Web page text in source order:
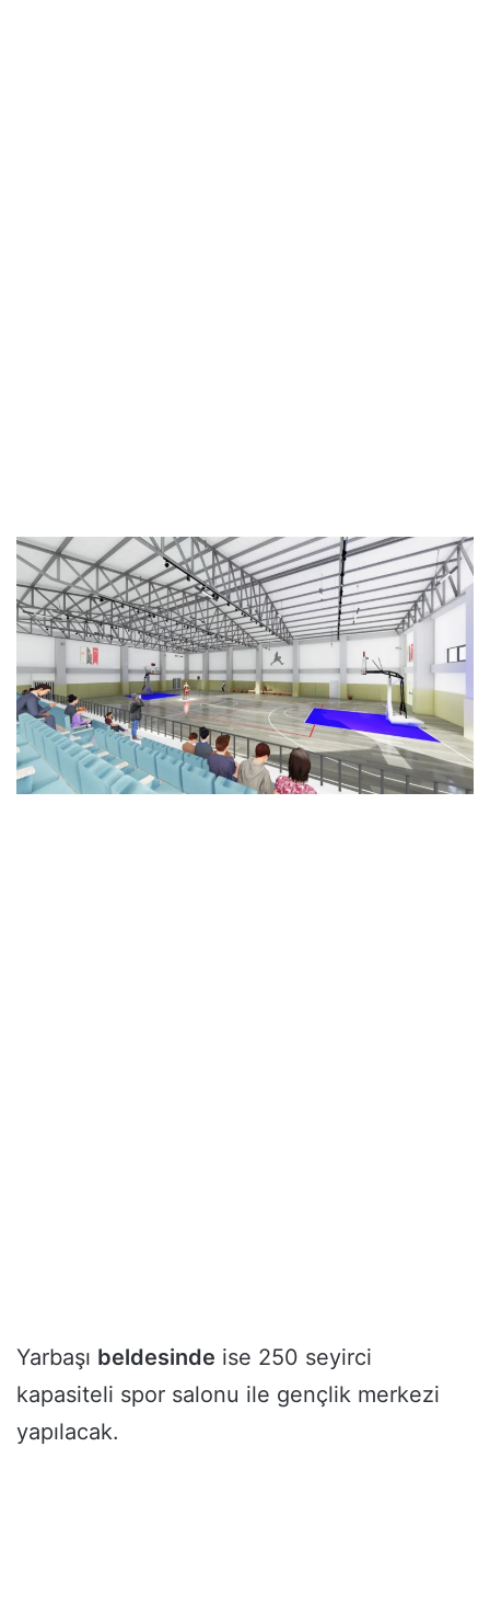
Yarbaşı beldesinde ise 250 seyirci
kapasiteli spor salonu ile gençlik merkezi
yapılacak.